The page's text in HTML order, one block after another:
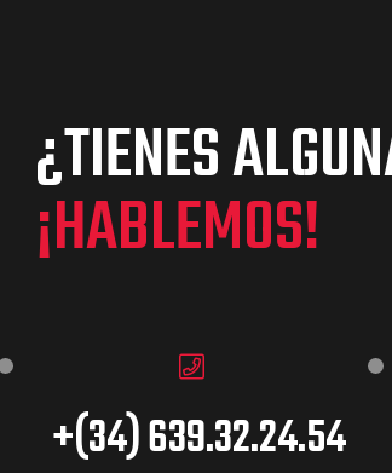
¿TIENES
¡HABLEMOS!
+(34) 639.32.24.54